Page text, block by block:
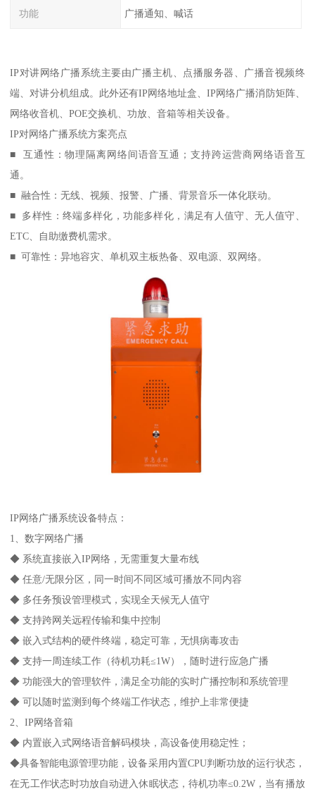
功能 广播通知、喊话
IP对讲网络广播系统主要由广播主机、点播服务器、广播音视频终
端、对讲分机组成。此外还有IP网络地址盒、IP网络广播消防矩阵、
网络收音机、POE交换机、功放、音箱等相关设备。
IP对网络广播系统方案亮点
■ 互通性：物理隔离网络间语音互通；支持跨运营商网络语音互
通。
■ 融合性：无线、视频、报警、广播、背景音乐一体化联动。
■ 多样性：终端多样化，功能多样化，满足有人值守、无人值守、
ETC、自助缴费机需求。
■ 可靠性：异地容灾、单机双主板热备、双电源、双网络。
IP网络广播系统设备特点：
1、数字网络广播
◆ 系统直接嵌入IP网络，无需重复大量布线
◆ 任意/无限分区，同一时间不同区域可播放不同内容
◆ 多任务预设管理模式，实现全天候无人值守
◆ 支持跨网关远程传输和集中控制
◆ 嵌入式结构的硬件终端，稳定可靠，无惧病毒攻击
◆ 支持一周连续工作（待机功耗≤1W），随时进行应急广播
◆ 功能强大的管理软件，满足全功能的实时广播控制和系统管理
◆ 可以随时监测到每个终端工作状态，维护上非常便捷
2、IP网络音箱
◆ 内置嵌入式网络语音解码模块，高设备使用稳定性；
◆具备智能电源管理功能，设备采用内置CPU判断功放的运行状态，
在无工作状态时功放自动进入休眠状态，待机功率≤0.2W，当有播放